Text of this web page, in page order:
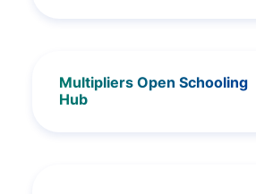
Multipliers Open Schooling
Hub